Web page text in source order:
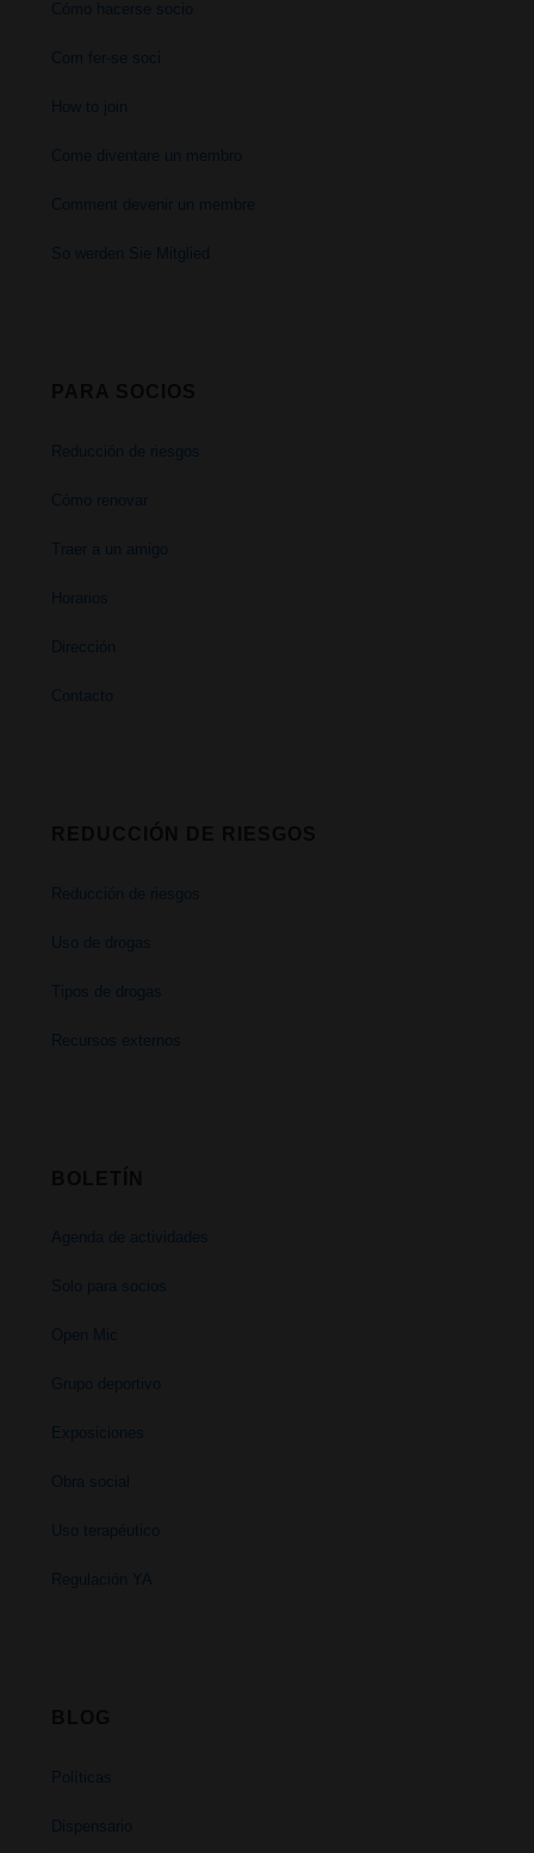
Cómo hacerse socio
Com fer-se soci
How to join
Come diventare un membro
Comment devenir un membre
So werden Sie Mitglied
Reducción de riesgos
Cómo renovar
Traer a un amigo
Horarios
Dirección
Contacto
Reducción de riesgos
Uso de drogas
Tipos de drogas
Recursos externos
Agenda de actividades
Solo para socios
Open Mic
Grupo deportivo
Exposiciones
Obra social
Uso terapéutico
Regulación YA
Políticas
Dispensario